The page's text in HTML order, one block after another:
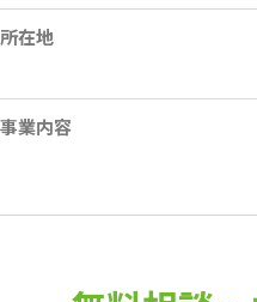
所在地
事業内容